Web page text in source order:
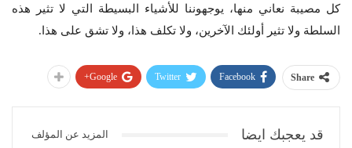
كل مصيبة نعاني منها، يوجهوننا للأشياء البسيطة التي لا تثير هذه
السلطة ولا تثير أولئك الآخرين، ولا تكلف هذا، ولا تشق على هذا.
Share
Facebook
Twitter
Google+
قد يعجبك ايضا المزيد عن المؤلف